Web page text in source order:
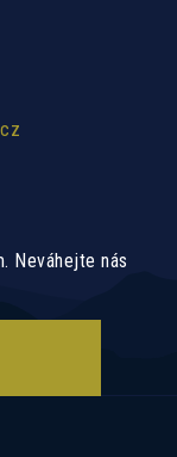
Neváhejte nás